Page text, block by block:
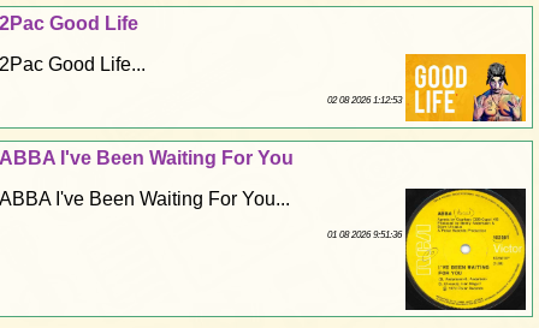
2Pac Good Life
2Pac Good Life...
02 08 2026 1:12:53
ABBA I've Been Waiting For You
ABBA I've Been Waiting For You...
01 08 2026 9:51:36